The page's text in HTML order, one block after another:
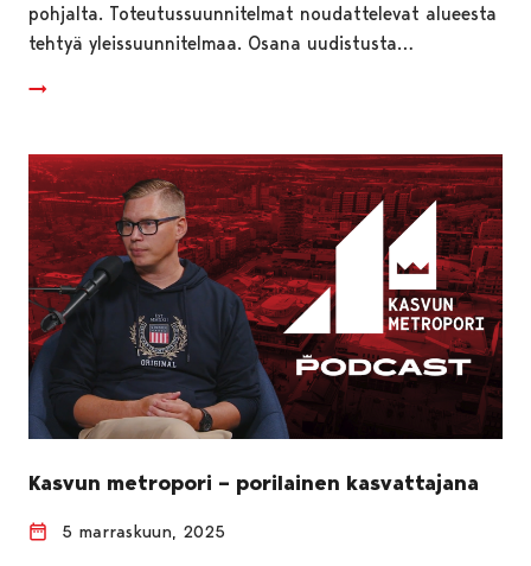
pohjalta. Toteutussuunnitelmat noudattelevat alueesta
tehtyä yleissuunnitelmaa. Osana uudistusta…
Kasvun metropori – porilainen kasvattajana
5 marraskuun, 2025